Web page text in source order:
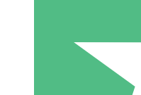
Pacotes de
Pague conforme o